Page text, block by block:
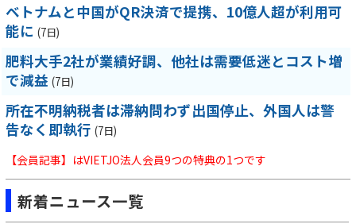
ベトナムと中国がQR決済で提携、10億人超が利用可
能に (7日)
肥料大手2社が業績好調、他社は需要低迷とコスト増
で減益 (7日)
所在不明納税者は滞納問わず出国停止、外国人は警
告なく即執行 (7日)
【会員記事】はVIETJO法人会員9つの特典の1つです
新着ニュース一覧